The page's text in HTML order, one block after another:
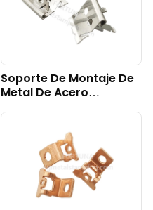
Soporte De Montaje De
Metal De Acero
Componentes
Electrónicos De
Consumo